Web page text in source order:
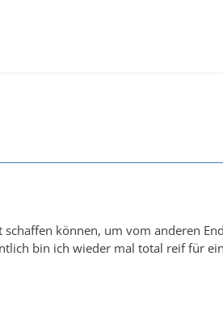
können, um vom anderen
bin ich wieder mal total reif für